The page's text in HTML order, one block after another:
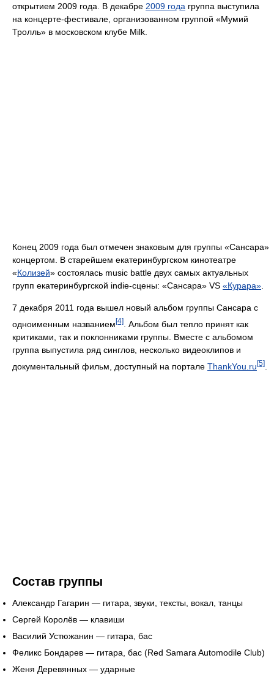
открытием 2009 года. В декабре 2009 года группа выступила
на концерте-фестивале, организованном группой «Мумий
Тролль» в московском клубе Milk.
Конец 2009 года был отмечен знаковым для группы «Сансара»
концертом. В старейшем екатеринбургском кинотеатре
«Колизей» состоялась music battle двух самых актуальных
групп екатеринбургской indie-сцены: «Сансара» VS «Курара».
7 декабря 2011 года вышел новый альбом группы Сансара с
одноименным названием [4]
. Альбом был тепло принят как
критиками, так и поклонниками группы. Вместе с альбомом
группа выпустила ряд синглов, несколько видеоклипов и
документальный фильм, доступный на портале ThankYou.ru[5]
Состав группы
Александр Гагарин — гитара, звуки, тексты, вокал, танцы
Сергей Королёв — клавиши
Василий Устюжанин — гитара, бас
Феликс Бондарев — гитара, бас (Red Samara Automodile Club)
Женя Деревянных — ударные